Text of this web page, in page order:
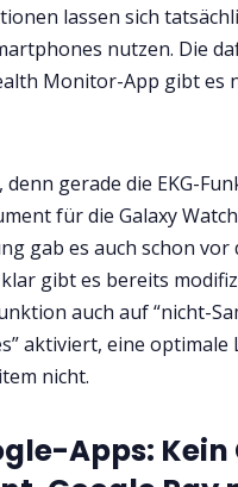
lassen sich
nutzen. Die
Monitor-App gibt es
denn gerade die EKG-
für die Galaxy
gab es auch schon vor
gibt es bereits
auch auf “nicht-
aktiviert, eine optimale
nicht.
Apps: Kein